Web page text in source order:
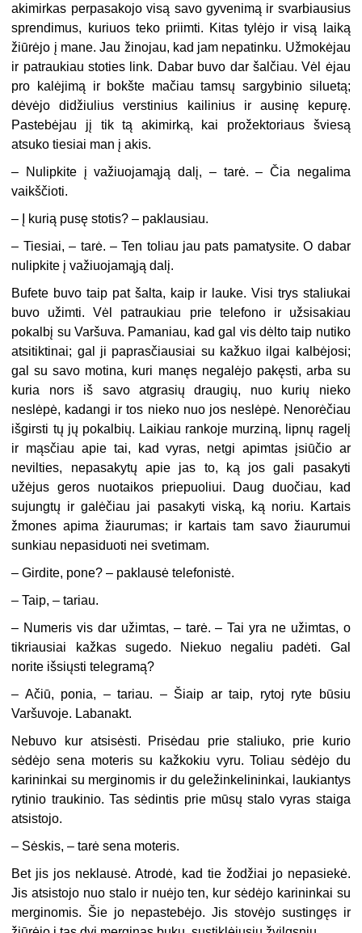
akimirkas perpasakojo visą savo gyvenimą ir svarbiausius
sprendimus, kuriuos teko priimti. Kitas tylėjo ir visą laiką
žiūrėjo į mane. Jau žinojau, kad jam nepatinku. Užmokėjau
ir patraukiau stoties link. Dabar buvo dar šalčiau. Vėl ėjau
pro kalėjimą ir bokšte mačiau tamsų sargybinio siluetą;
dėvėjo didžiulius verstinius kailinius ir ausinę kepurę.
Pastebėjau jį tik tą akimirką, kai prožektoriaus šviesą
atsuko tiesiai man į akis.
– Nulipkite į važiuojamąją dalį, – tarė. – Čia negalima
vaikščioti.
– Į kurią pusę stotis? – paklausiau.
– Tiesiai, – tarė. – Ten toliau jau pats pamatysite. O dabar
nulipkite į važiuojamąją dalį.
Bufete buvo taip pat šalta, kaip ir lauke. Visi trys staliukai
buvo užimti. Vėl patraukiau prie telefono ir užsisakiau
pokalbį su Varšuva. Pamaniau, kad gal vis dėlto taip nutiko
atsitiktinai; gal ji paprasčiausiai su kažkuo ilgai kalbėjosi;
gal su savo motina, kuri manęs negalėjo pakęsti, arba su
kuria nors iš savo atgrasių draugių, nuo kurių nieko
neslėpė, kadangi ir tos nieko nuo jos neslėpė. Nenorėčiau
išgirsti tų jų pokalbių. Laikiau rankoje murziną, lipnų ragelį
ir mąsčiau apie tai, kad vyras, netgi apimtas įsiūčio ar
nevilties, nepasakytų apie jas to, ką jos gali pasakyti
užėjus geros nuotaikos priepuoliui. Daug duočiau, kad
sujungtų ir galėčiau jai pasakyti viską, ką noriu. Kartais
žmones apima žiaurumas; ir kartais tam savo žiaurumui
sunkiau nepasiduoti nei svetimam.
– Girdite, pone? – paklausė telefonistė.
– Taip, – tariau.
– Numeris vis dar užimtas, – tarė. – Tai yra ne užimtas, o
tikriausiai kažkas sugedo. Niekuo negaliu padėti. Gal
norite išsiųsti telegramą?
– Ačiū, ponia, – tariau. – Šiaip ar taip, rytoj ryte būsiu
Varšuvoje. Labanakt.
Nebuvo kur atsisėsti. Prisėdau prie staliuko, prie kurio
sėdėjo sena moteris su kažkokiu vyru. Toliau sėdėjo du
karininkai su merginomis ir du geležinkelininkai, laukiantys
rytinio traukinio. Tas sėdintis prie mūsų stalo vyras staiga
atsistojo.
– Sėskis, – tarė sena moteris.
Bet jis jos neklausė. Atrodė, kad tie žodžiai jo nepasiekė.
Jis atsistojo nuo stalo ir nuėjo ten, kur sėdėjo karininkai su
merginomis. Šie jo nepastebėjo. Jis stovėjo sustingęs ir